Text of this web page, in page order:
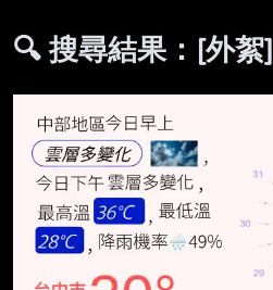
🔍 搜尋結果：[外絮]